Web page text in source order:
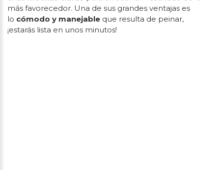
más favorecedor. Una de sus grandes ventajas es
lo cómodo y manejable que resulta de peinar,
¡estarás lista en unos minutos!